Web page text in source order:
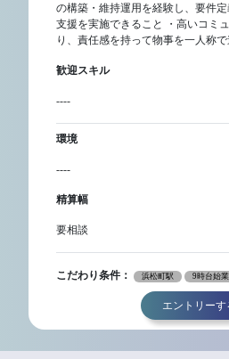
の構築・維持運用を経験し、要件
支援を実施できること ・高いコミ
り、責任感を持って物事を一人称
歓迎スキル
----
環境
----
精算幅
要相談
こだわり条件： 浜松町駅 9時台始業
エントリーす